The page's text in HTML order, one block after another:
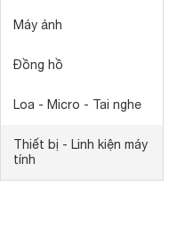
Máy ảnh
Đồng hồ
Loa - Micro - Tai nghe
Thiết bị - Linh kiện máy
tính